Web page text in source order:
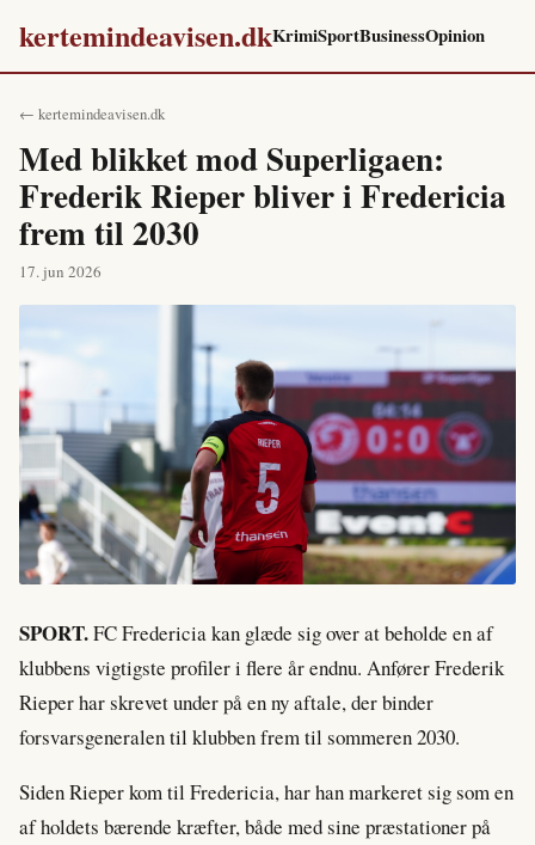
kertemindeavisen.dkKrimiSportBusinessOpinion
← kertemindeavisen.dk
Med blikket mod Superligaen:
Frederik Rieper bliver i Fredericia
frem til 2030
17. jun 2026
SPORT.FC Fredericia kan glæde sig over at beholde en af
klubbens vigtigste profiler i flere år endnu. Anfører Frederik
Rieper har skrevet under på en ny aftale, der binder
forsvarsgeneralen til klubben frem til sommeren 2030.
Siden Rieper kom til Fredericia, har han markeret sig som en
af holdets bærende kræfter, både med sine præstationer på